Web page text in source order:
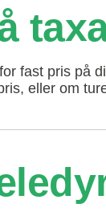
fast pris på
eller om